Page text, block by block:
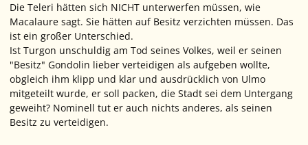
Die Teleri hätten sich NICHT unterwerfen müssen, wie
Macalaure sagt. Sie hätten auf Besitz verzichten müssen. Das
ist ein großer Unterschied.
Ist Turgon unschuldig am Tod seines Volkes, weil er seinen
"Besitz" Gondolin lieber verteidigen als aufgeben wollte,
obgleich ihm klipp und klar und ausdrücklich von Ulmo
mitgeteilt wurde, er soll packen, die Stadt sei dem Untergang
geweiht? Nominell tut er auch nichts anderes, als seinen
Besitz zu verteidigen.